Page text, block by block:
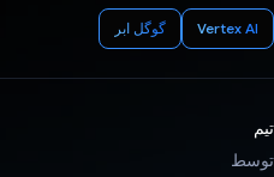
Vertex AI گوگل ابر
تیم
توسط